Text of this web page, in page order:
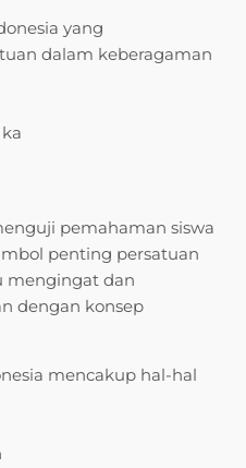
yang
dalam keberagaman
pemahaman siswa
penting persatuan
mengingat dan
dengan konsep
mencakup hal-hal